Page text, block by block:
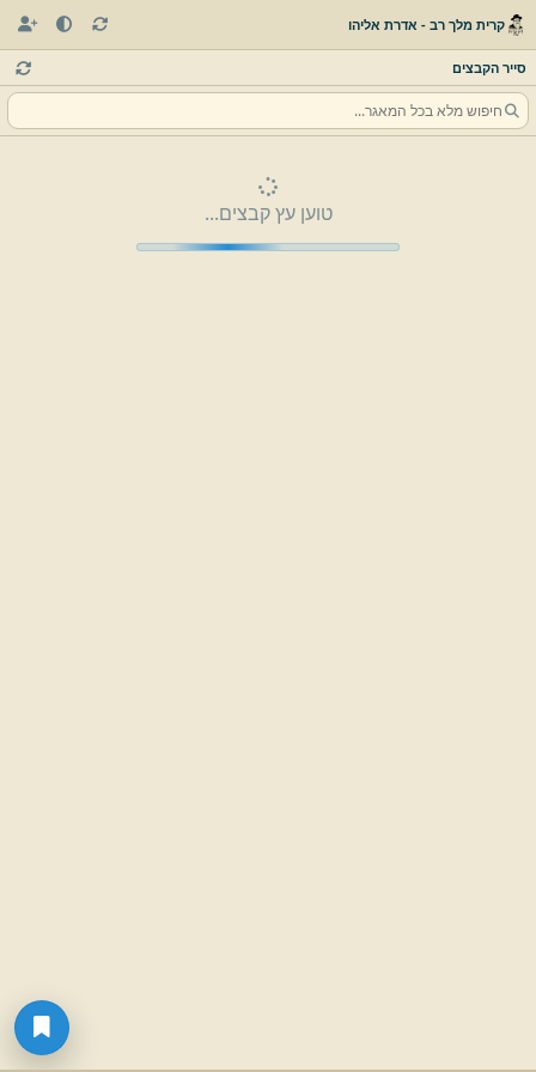
קרית מלך רב - אדרת אליהו
סייר הקבצים
טוען עץ קבצים...